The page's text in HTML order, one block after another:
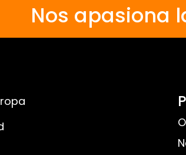
Nos apasiona